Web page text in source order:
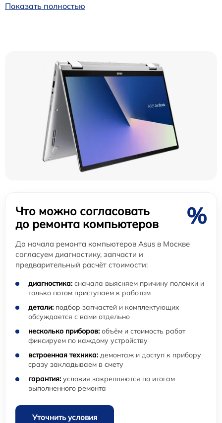
Показать полностью
Что можно согласовать
до ремонта компьютеров
%
До начала ремонта компьютеров Asus в Москве
согласуем диагностику, запчасти и
предварительный расчёт стоимости:
диагностика: сначала выясняем причину поломки и
только потом приступаем к работам
детали: подбор запчастей и комплектующих
обсуждается с вами отдельно
несколько приборов: объём и стоимость работ
фиксируем по каждому устройству
встроенная техника: демонтаж и доступ к прибору
сразу закладываем в смету
гарантия: условия закрепляются по итогам
выполненного ремонта
Уточнить условия